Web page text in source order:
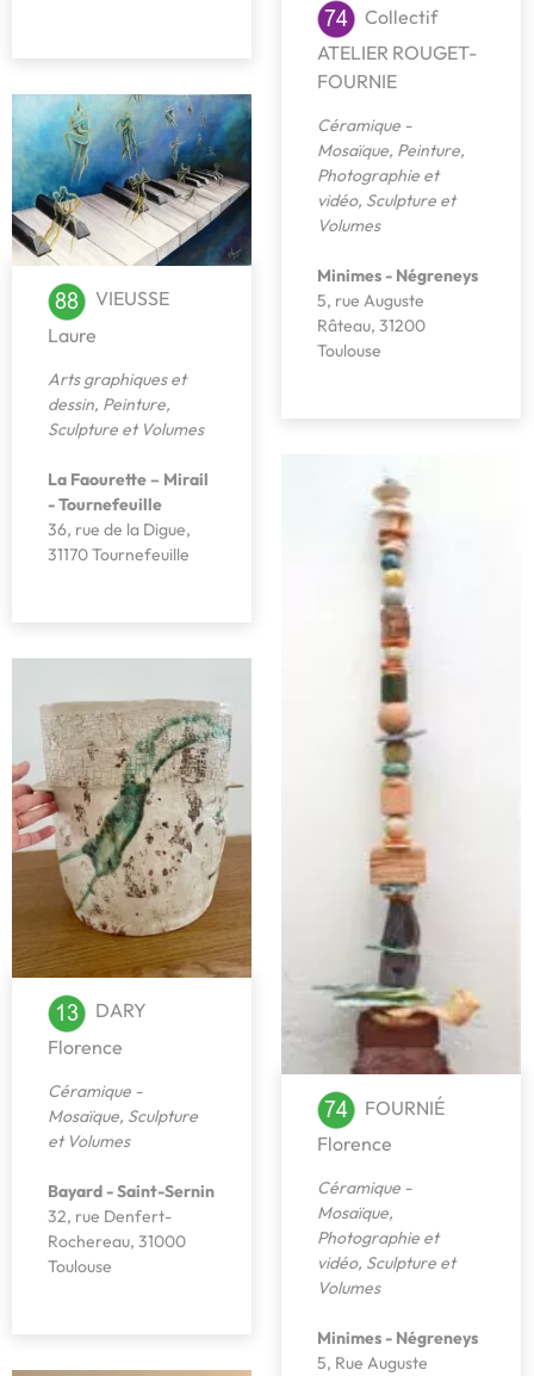
Collectif
ATELIER ROUGET-
FOURNIE
Céramique -
Mosaïque, Peinture,
Photographie et
vidéo, Sculpture et
Volumes
Minimes - Négreneys
5, rue Auguste
Râteau, 31200
Toulouse
VIEUSSE
Laure
Arts graphiques et
dessin, Peinture,
Sculpture et Volumes
La Faourette – Mirail
- Tournefeuille
36, rue de la Digue,
31170 Tournefeuille
FOURNIÉ
Florence
Céramique -
Mosaïque,
Photographie et
vidéo, Sculpture et
Volumes
Minimes - Négreneys
5, Rue Auguste
DARY
Florence
Céramique -
Mosaïque, Sculpture
et Volumes
Bayard - Saint-Sernin
32, rue Denfert-
Rochereau, 31000
Toulouse